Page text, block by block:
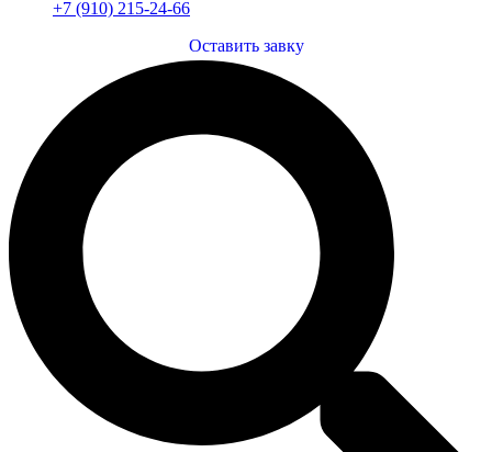
+7 (910) 215-24-66
Оставить завку